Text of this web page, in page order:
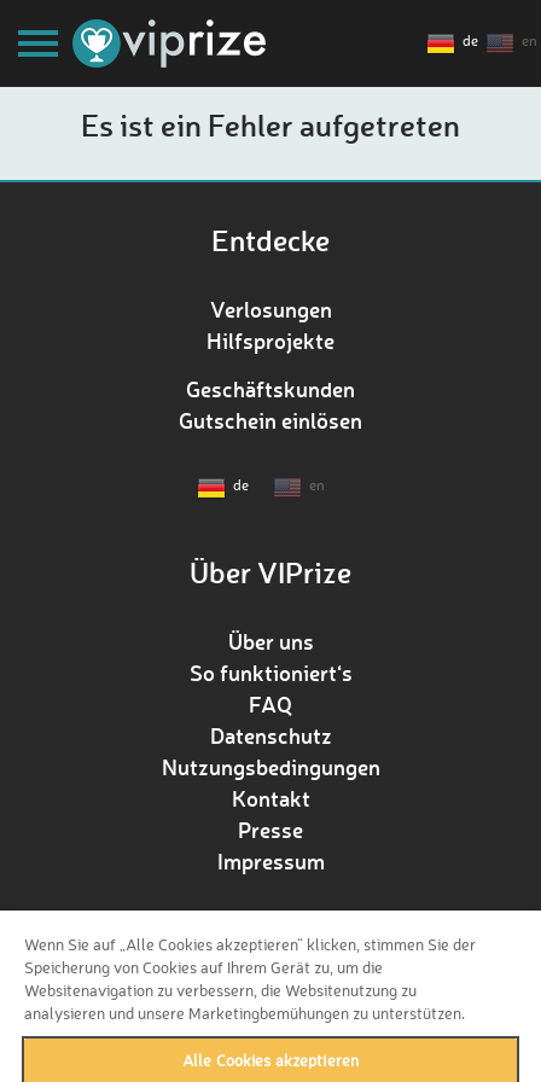
de en
Es ist ein Fehler aufgetreten
Entdecke
Verlosungen
Hilfsprojekte
Geschäftskunden
Gutschein einlösen
de en
Über VIPrize
Über uns
So funktioniert‘s
FAQ
Datenschutz
Nutzungsbedingungen
Kontakt
Presse
Impressum
Folge uns!
Wenn Sie auf „Alle Cookies akzeptieren“ klicken, stimmen Sie der
Speicherung von Cookies auf Ihrem Gerät zu, um die
Websitenavigation zu verbessern, die Websitenutzung zu
analysieren und unsere Marketingbemühungen zu unterstützen.
Alle Cookies akzeptieren